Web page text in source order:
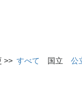
>> すべて 国立 公